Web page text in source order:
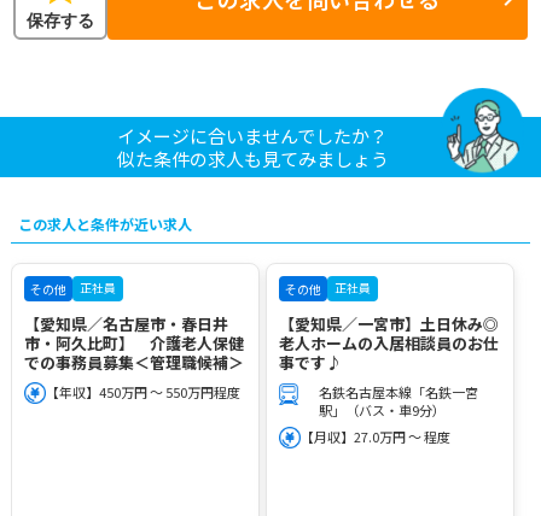
保存する
イメージに合いませんでしたか？
似た条件の求人も見てみましょう
この求人と条件が近い求人
その他 正社員
【愛知県／名古屋市・春日井
市・阿久比町】 介護老人保健
での事務員募集＜管理職候補＞
【年収】450万円 ～ 550万円程度
その他 正社員
【愛知県／一宮市】土日休み◎
老人ホームの入居相談員のお仕
事です♪
名鉄名古屋本線「名鉄一宮
駅」（バス・車9分）
【月収】27.0万円 ～ 程度